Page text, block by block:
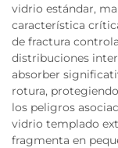
vidrio estándar,
característica
de fractura
distribuciones
absorber
rotura,
los peligros
vidrio templado
fragmenta en